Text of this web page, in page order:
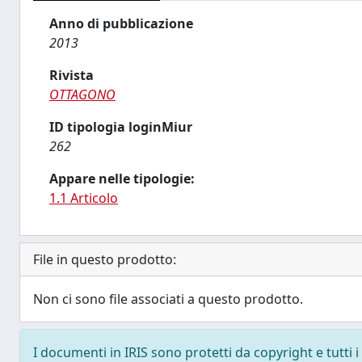
Anno di pubblicazione
2013
Rivista
OTTAGONO
ID tipologia loginMiur
262
Appare nelle tipologie:
1.1 Articolo
File in questo prodotto:
Non ci sono file associati a questo prodotto.
I documenti in IRIS sono protetti da copyright e tutti